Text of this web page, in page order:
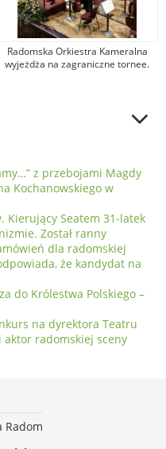
Radomska Orkiestra Kameralna
wyjeżdża na zagraniczne tornee.
z przebojami Magdy
Kochanowskiego w
Kierujący Seatem 31-latek
Został ranny
dla radomskiej
że kandydat na
do Królestwa Polskiego –
na dyrektora Teatru
aktor radomskiej sceny
Radom